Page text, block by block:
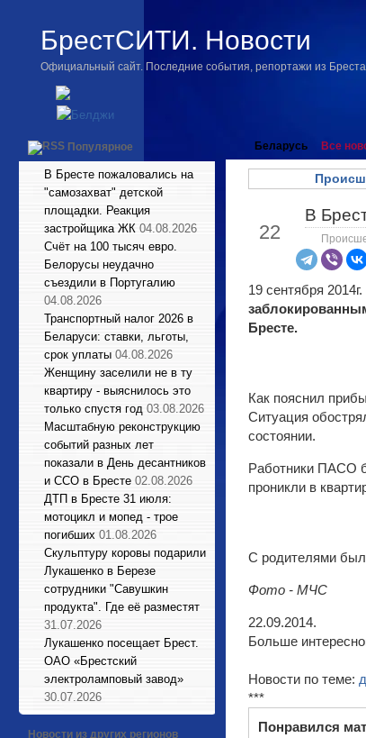
БрестСИТИ. Новости
Официальный сайт. Последние события, репортажи из
Популярное
В Бресте пожаловались на
"самозахват" детской
площадки. Реакция
застройщика ЖК 04.08.2026
Счёт на 100 тысяч евро.
Белорусы неудачно
съездили в Португалию
04.08.2026
Транспортный налог 2026 в
Беларуси: ставки, льготы,
срок уплаты 04.08.2026
Женщину заселили не в ту
квартиру - выяснилось это
только спустя год 03.08.2026
Масштабную реконструкцию
событий разных лет
показали в День десантников
и ССО в Бресте 02.08.2026
ДТП в Бресте 31 июля:
мотоцикл и мопед - трое
погибших 01.08.2026
Cкульптуру коровы подарили
Лукашенко в Березе
сотрудники "Савушкин
продукта". Где её разместят
31.07.2026
Лукашенко посещает Брест.
ОАО «Брестский
электроламповый завод»
30.07.2026
Новости из других регионов
Беларусь Все
22
В
19 сентября 2014г.
Бресте.
Как пояснил
Ситуация
состоянии.
Работники ПАСО
проникли в
С родителями
Фото - МЧС
22.09.2014.
Больше
Новости по теме:
***
Понравился